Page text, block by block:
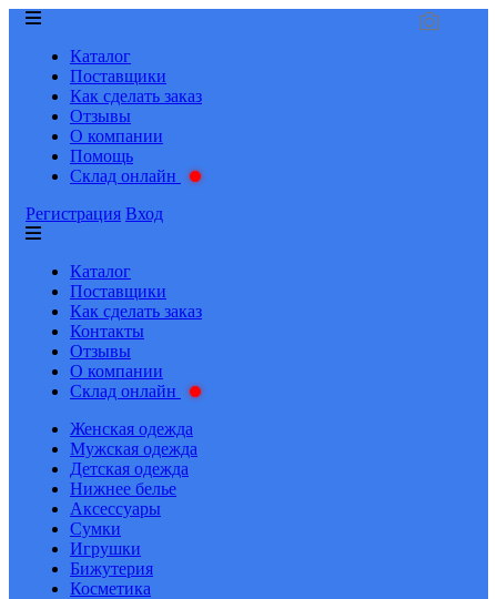
Каталог
Поставщики
Как сделать заказ
Отзывы
О компании
Помощь
Склад онлайн
Регистрация Вход
Каталог
Поставщики
Как сделать заказ
Контакты
Отзывы
О компании
Склад онлайн
Женская одежда
Мужская одежда
Детская одежда
Нижнее белье
Аксессуары
Сумки
Игрушки
Бижутерия
Косметика